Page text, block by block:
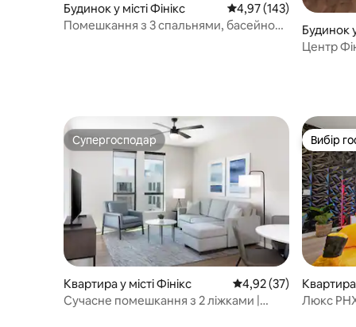
Будинок у місті Фінікс Середня оцінка: 4,97 з
4,97 (143)
Помешкання з 3 спальнями, басейном
Будинок
Центр
Супергосподар
Супергосподар
Квартира у місті Фінікс Середня оцінка: 4,92
4,92 (37)
Сучасне помешкання з 2 ліжками |
Вибір
Вибір
Квартира
Люкс